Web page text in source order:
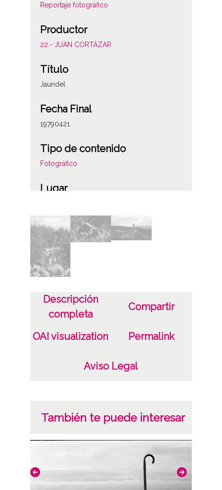
Reportaje fotográfico
Productor
22.- JUAN CORTÁZAR
Título
Jaundel
Fecha Final
19790421
Tipo de contenido
Fotográfico
Lugar
Pipaon
Licencia de las imágenes
CC BY-NC-SA 4.0
Descripción
completa
Compartir
OAI visualization Permalink
Aviso Legal
También te puede interesar